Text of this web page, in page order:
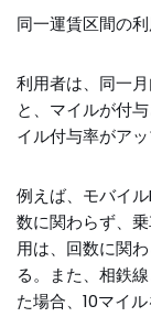
同一運賃区間の
利用者は、同一
と、マイルが付
イル付与率がア
例えば、モバイ
数に関わらず、
用は、回数に関
る。また、相鉄
た場合、10マイ